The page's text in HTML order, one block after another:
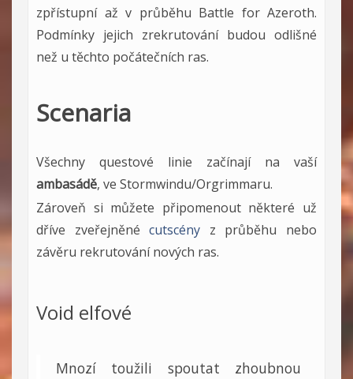
zpřístupní až v průběhu Battle for Azeroth.
Podmínky jejich zrekrutování budou odlišné
než u těchto počátečních ras.
Scenaria
Všechny questové linie začínají na vaší
ambasádě, ve Stormwindu/Orgrimmaru.
Zároveň si můžete připomenout některé už
dříve zveřejněnécutscény z průběhu nebo
závěru rekrutování nových ras.
Void elfové
Mnozí toužili spoutat zhoubnou